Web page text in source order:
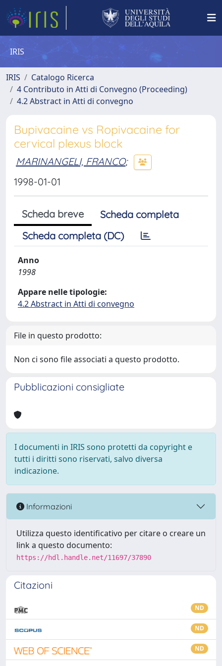
IRIS
IRIS
Catalogo Ricerca
4 Contributo in Atti di Convegno (Proceeding)
4.2 Abstract in Atti di convegno
Bupivacaine vs Ropivacaine for
cervical plexus block
MARINANGELI, FRANCO;
1998-01-01
Scheda breve
Scheda completa
Scheda completa (DC)
Anno
1998
Appare nelle tipologie:
4.2 Abstract in Atti di convegno
File in questo prodotto:
Non ci sono file associati a questo prodotto.
Pubblicazioni consigliate
I documenti in IRIS sono protetti da copyright e
tutti i diritti sono riservati, salvo diversa
indicazione.
Informazioni
Utilizza questo identificativo per citare o creare un
link a questo documento:
https://hdl.handle.net/11697/37890
Citazioni
ND
ND
ND